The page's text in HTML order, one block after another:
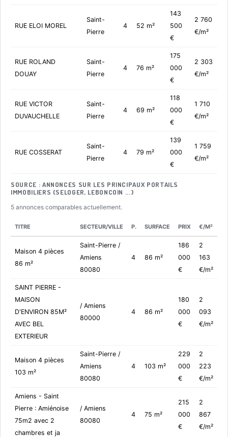
RUE ELOI MOREL
Saint-
Pierre
4 52 m²
143
500
€
2 760
€/m²
RUE ROLAND
DOUAY
Saint-
Pierre
4 76 m²
175
000
€
2 303
€/m²
RUE VICTOR
DUVAUCHELLE
Saint-
Pierre
4 69 m²
118
000
€
1 710
€/m²
RUE COSSERAT
Saint-
Pierre
4 79 m²
139
000
€
1 759
€/m²
SOURCE : ANNONCES SUR LES PRINCIPAUX PORTAILS
IMMOBILIERS (SELOGER, LEBONCOIN ...)
5 annonces comparables actuellement.
TITRE SECTEUR/VILLE P. SURFACE PRIX €/M²
Maison 4 pièces
86 m²
Saint-Pierre /
Amiens
80080
4 86 m²
186
000
€
2
163
€/m²
SAINT PIERRE -
MAISON
D'ENVIRON 85M²
AVEC BEL
EXTERIEUR
/ Amiens
80000
4 86 m²
180
000
€
2
093
€/m²
Maison 4 pièces
103 m²
Saint-Pierre /
Amiens
80080
4 103 m²
229
000
€
2
223
€/m²
Amiens - Saint
Pierre : Amiénoise
75m2 avec 2
chambres et ja
/ Amiens
80080
4 75 m²
215
000
€
2
867
€/m²